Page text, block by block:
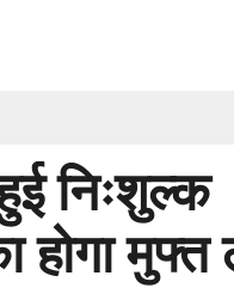
निःशुल्क
होगा